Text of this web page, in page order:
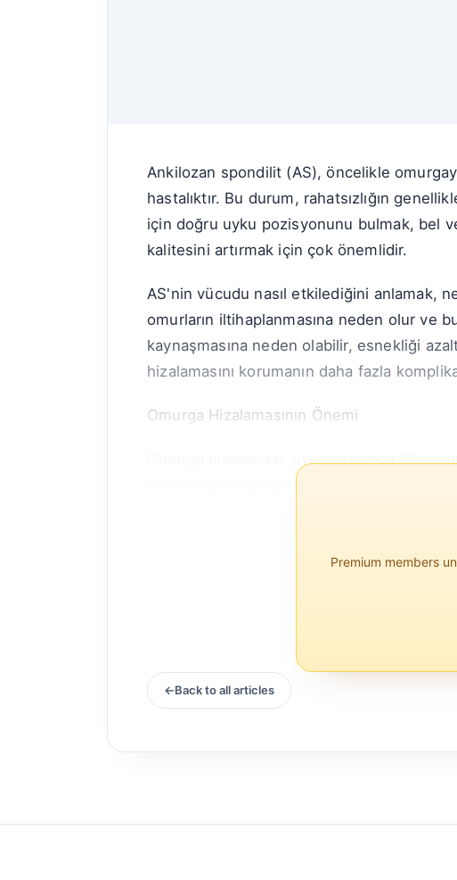
Ankilozan spondilit (AS), öncelikle
hastalıktır. Bu durum, rahatsızlığın
için doğru uyku pozisyonunu bulmak, bel
kalitesini artırmak için çok önemlidir.
AS'nin vücudu nasıl etkilediğini anlamak,
omurların iltihaplanmasına neden olur ve
kaynaşmasına neden olabilir, esnekliği
hizalamasını korumanın daha fazla
Omurga Hizalamasının Önemi
Omurga hizalaması, uyku sırasında AS
çevresindeki kaslar üzerindeki baskıyı
eşit olarak dağıtılması için kritik olan
Premium members
Back to all articles